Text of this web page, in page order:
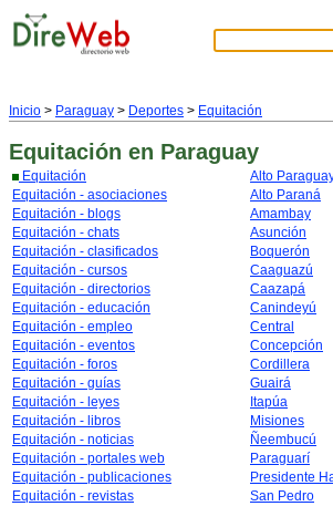
Inicio > Paraguay > Deportes > Equitación
Equitación en Paraguay
Equitación
Equitación - asociaciones
Equitación - blogs
Equitación - chats
Equitación - clasificados
Equitación - cursos
Equitación - directorios
Equitación - educación
Equitación - empleo
Equitación - eventos
Equitación - foros
Equitación - guías
Equitación - leyes
Equitación - libros
Equitación - noticias
Equitación - portales web
Equitación - publicaciones
Equitación - revistas
Alto
Alto Paraná
Amambay
Asunción
Boquerón
Caaguazú
Caazapá
Canindeyú
Central
Concepción
Cordillera
Guairá
Itapúa
Misiones
Ñeembucú
Paraguarí
Presidente
San Pedro